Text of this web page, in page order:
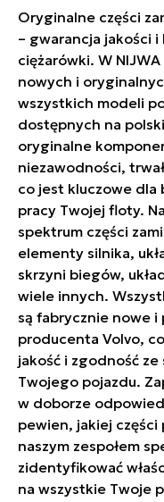
Oryginalne części
– gwarancja jakości
ciężarówki. W
nowych i
wszystkich modeli
dostępnych na
oryginalne
niezawodności,
co jest kluczowe dla
pracy Twojej floty.
spektrum części
elementy silnika,
skrzyni biegów,
wiele innych.
są fabrycznie nowe
producenta Volvo,
jakość i zgodność
Twojego pojazdu.
w doborze
pewien, jakiej
naszym zespołem
zidentyfikować
na wszystkie Twoje